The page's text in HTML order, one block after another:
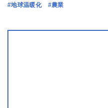
#地球温暖化
#農業